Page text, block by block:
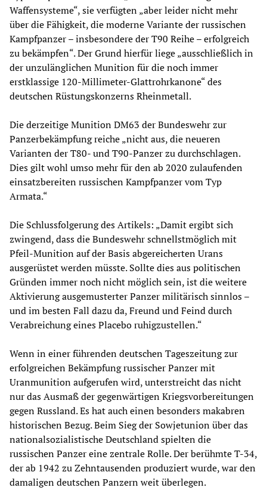
Waffensysteme“, sie verfügten „aber leider nicht mehr
über die Fähigkeit, die moderne Variante der russischen
Kampfpanzer – insbesondere der T90 Reihe – erfolgreich
zu bekämpfen“. Der Grund hierfür liege „ausschließlich in
der unzulänglichen Munition für die noch immer
erstklassige 120-Millimeter-Glattrohrkanone“ des
deutschen Rüstungskonzerns Rheinmetall.
Die derzeitige Munition DM63 der Bundeswehr zur
Panzerbekämpfung reiche „nicht aus, die neueren
Varianten der T80- und T90-Panzer zu durchschlagen.
Dies gilt wohl umso mehr für den ab 2020 zulaufenden
einsatzbereiten russischen Kampfpanzer vom Typ
Armata.“
Die Schlussfolgerung des Artikels: „Damit ergibt sich
zwingend, dass die Bundeswehr schnellstmöglich mit
Pfeil-Munition auf der Basis abgereicherten Urans
ausgerüstet werden müsste. Sollte dies aus politischen
Gründen immer noch nicht möglich sein, ist die weitere
Aktivierung ausgemusterter Panzer militärisch sinnlos –
und im besten Fall dazu da, Freund und Feind durch
Verabreichung eines Placebo ruhigzustellen.“
Wenn in einer führenden deutschen Tageszeitung zur
erfolgreichen Bekämpfung russischer Panzer mit
Uranmunition aufgerufen wird, unterstreicht das nicht
nur das Ausmaß der gegenwärtigen Kriegsvorbereitungen
gegen Russland. Es hat auch einen besonders makabren
historischen Bezug. Beim Sieg der Sowjetunion über das
nationalsozialistische Deutschland spielten die
russischen Panzer eine zentrale Rolle. Der berühmte T-34,
der ab 1942 zu Zehntausenden produziert wurde, war den
damaligen deutschen Panzern weit überlegen.